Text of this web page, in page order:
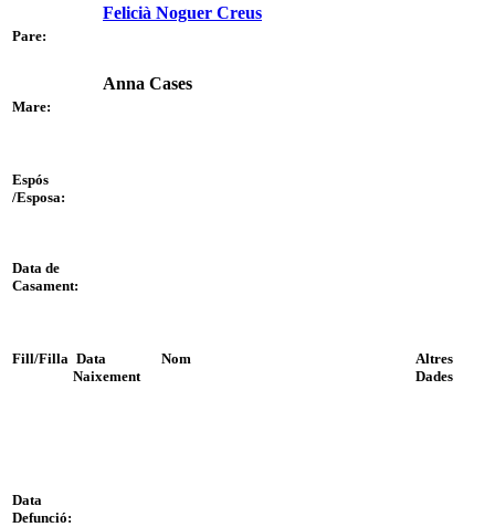
Pare:
Felicià Noguer Creus
Mare:
Anna Cases
Espós
/Esposa:
Data de
Casament:
Fill/Filla Data
Naixement
Nom
Altres
Dades
Data
Defunció: